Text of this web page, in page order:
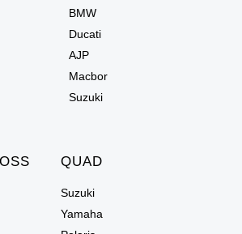
BMW
Ducati
AJP
Macbor
Suzuki
QUAD
Suzuki
Yamaha